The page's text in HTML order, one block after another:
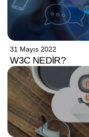
31 Mayıs 2022
W3C NEDIR?